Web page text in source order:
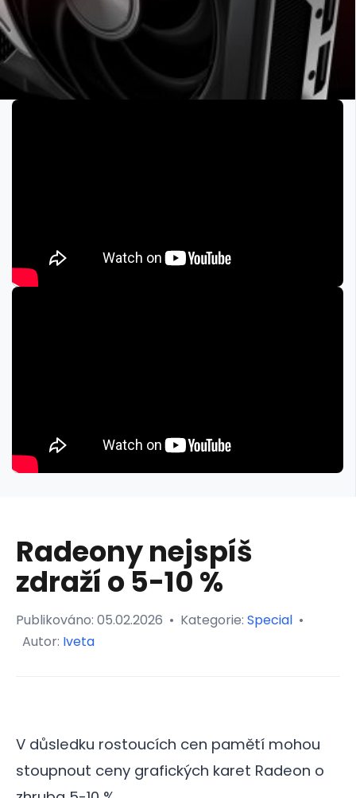
Radeony nejspíš
zdraží o 5-10 %
Publikováno: 05.02.2026 • Kategorie: Special •
Autor: Iveta
V důsledku rostoucích cen pamětí mohou
stoupnout ceny grafických karet Radeon o